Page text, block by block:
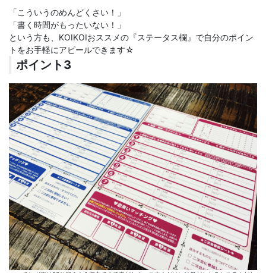
「こういうのめんどくさい！」
「書く時間がもったいない！」
という方も、KOIKOIおススメの『ステータス欄』で自分のポイン
トをお手軽にアピールできます☆
ポイント3